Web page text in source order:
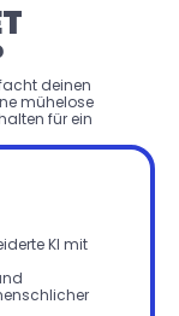
deinen
mühelose
für ein
KI mit